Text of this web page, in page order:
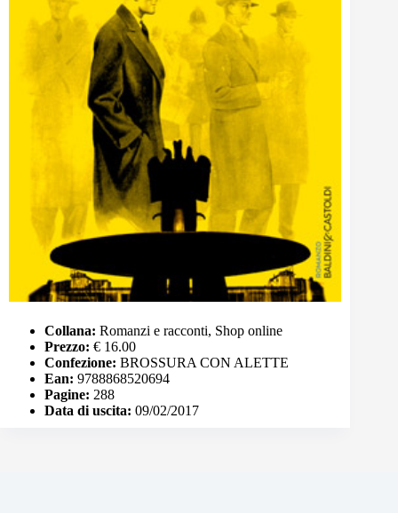
Collana: Romanzi e racconti, Shop online
Prezzo: € 16.00
Confezione: BROSSURA CON ALETTE
Ean: 9788868520694
Pagine: 288
Data di uscita: 09/02/2017